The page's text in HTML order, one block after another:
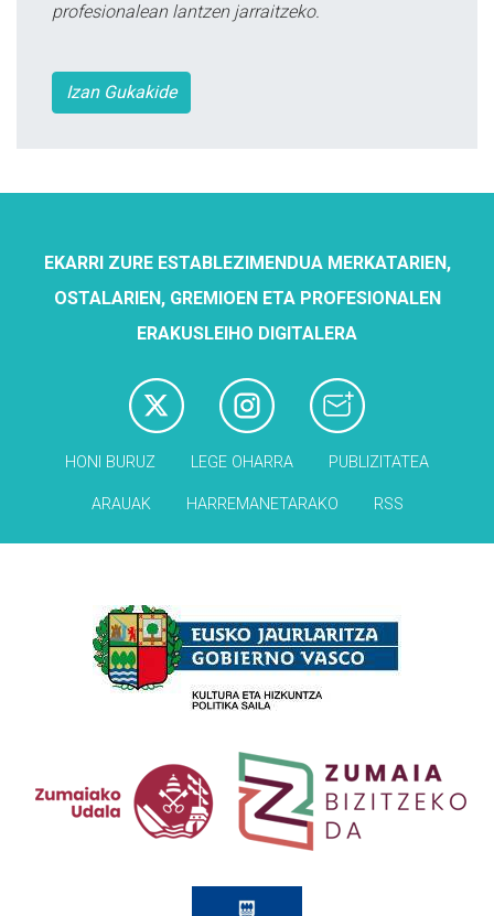
profesionalean lantzen jarraitzeko.
Izan Gukakide
EKARRI ZURE ESTABLEZIMENDUA MERKATARIEN,
OSTALARIEN, GREMIOEN ETA PROFESIONALEN
ERAKUSLEIHO DIGITALERA
HONI BURUZ LEGE OHARRA PUBLIZITATEA
ARAUAK HARREMANETARAKO RSS